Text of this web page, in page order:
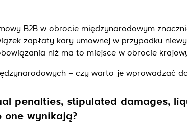
B2B w obrocie międzynarodowym
zapłaty kary umownej w przypadku
niż ma to miejsce w obrocie
– czy warto je wprowadzać
penalties, stipulated damages,
one wynikają?